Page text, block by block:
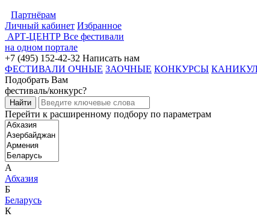
Партнёрам
Личный кабинет Избранное
АРТ-ЦЕНТР Все фестивали
на одном портале
+7 (495) 152-42-32 Написать нам
ФЕСТИВАЛИ ОЧНЫЕ ЗАОЧНЫЕ КОНКУРСЫ
Подобрать Вам
фестиваль/конкурс?
Перейти к расширенному подбору по параметрам
А
Абхазия
Б
Беларусь
К